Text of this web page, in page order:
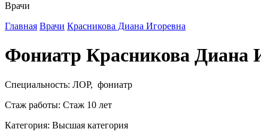
Врачи
Главная Врачи Красникова Диана Игоревна
Фониатр Красникова Диана
Специальность: ЛОР, фониатр
Стаж работы: Стаж 10 лет
Категория: Высшая категория